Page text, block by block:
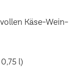
Käse-Wein-
l)